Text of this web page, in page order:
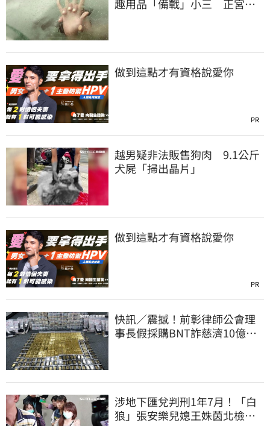
趣用品「備戰」小三 正宮求
做到這點才有資格說愛你
PR
越男疑非法販售狗肉 9.1公斤
犬屍「掃出晶片」
做到這點才有資格說愛你
PR
快訊／震撼！前彰律師公會理
事長假採購BNT詐慈濟10億、
涉地下匯兌判刑1年7月！「白
狼」張安樂兒媳王姝茵北檢報